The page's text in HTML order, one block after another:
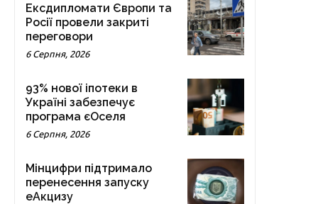
Ексдипломати Європи та
Росії провели закриті
переговори
6 Серпня, 2026
93% нової іпотеки в
Україні забезпечує
програма єОселя
6 Серпня, 2026
Мінцифри підтримало
перенесення запуску
еАкцизу